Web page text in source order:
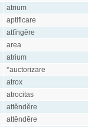
atrium
aptificare
attĭngĕre
area
atrium
*auctorizare
atrox
atrocitas
attĕndĕre
attĕndĕre